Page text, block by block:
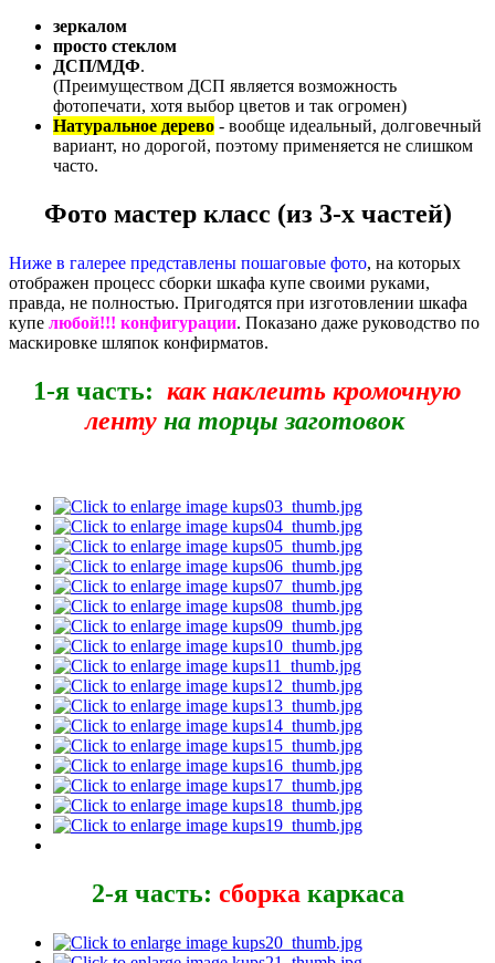
зеркалом
просто стеклом
ДСП/МДФ.
(Преимуществом ДСП является возможность
фотопечати, хотя выбор цветов и так огромен)
Натуральное дерево - вообще идеальный, долговечный
вариант, но дорогой, поэтому применяется не слишком
часто.
Фото мастер класс (из 3-х частей)
Ниже в галерее представлены пошаговые фото, на которых
отображен процесс сборки шкафа купе своими руками,
правда, не полностью. Пригодятся при изготовлении шкафа
купе любой!!! конфигурации. Показано даже руководство по
маскировке шляпок конфирматов.
1-я часть: как наклеить кромочную
лентуна торцы заготовок
2-я часть: сборкакаркаса